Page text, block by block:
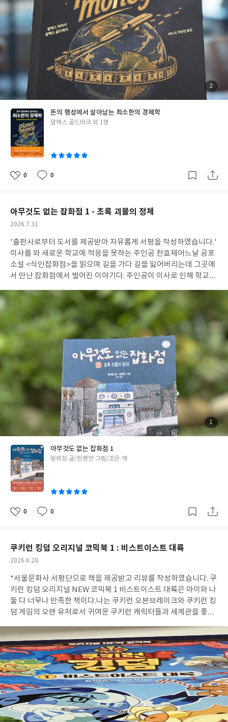
이 돋보였다. 내가 읽고서 괜찮은 책들은 엄마가 읽어보실 수 있게
책장에 꽂아두는 편인데엄마가 읽으시기에도, 경제학 용어를 몰라
도 정말 쉽게 써져있었다. 앞에서 설명해준 경제학 개념을 한번 더
예시와 함께 더불어서 정확한 개념을 알 수 있도록 해준점이 마음에
들었다.처음엔 400페이지에 달하는 '책을 보고 내가 읽을 수 있을
까?'싶었는데 정말 쉽게 써져 있어서 술술 읽을 수 있었다.소설 위주
의 독서를 주로 했는데 오랜만에 지식을 쌓는 기분이라 책을 읽고나
서 뿌듯함이 들었다.경제의 흐름을 알고 싶은 사람이라면 이 책을 읽
어보길 추천한다. #돈의행성에서살아남는최소한의경제학#최소한
의경제학#경제도서#경제
첨
부
된
사
2
돈의 행성에서 살아남는 최소한의 경제학
글
알렉스 골드마크 외 1명
좋
0
댓
0
작
아무것도 없는 잡화점 1 - 초록 괴물의 정체
작
일
2026.7.31
'출판사로부터 도서를 제공받아 자유롭게 서평을 작성하였습니다.'
이사를 와 새로운 학교에 적응을 못하는 주인공 천효재어느날 공포
소설 <식인잡화점>을 읽으며 길을 가다 길을 잃어버리는데 그곳에
서 만난 잡화점에서 벌어진 이야기다. 주인공이 이사로 인해 학교와
사를 하게 된 내 상황과 겹쳐서 책에 더 마음이 끌렸다. 대만 공식 초
등학교 추천 도서, 대만 공공도서관 [모두를 위한 좋은 책] 선정 도
서라고해서 아이와 함께 읽어보았다.아이는 소제목인 초록 괴물의
정체를 보고 공포소설일까봐 걱정했는데 마음을 닫고 있던 아이가
서서히 마음을 열어가는 따뜻한 이야기였다. 할아버지의 심부름인
잡화점 배달을 완수하기 위해 아라와 효재가 투닥거리면서도 배달
완수를 하고,누가 베풀어줘도 돈으로 값을 치뤄야한다는 생각을 가
진 효재가 할아버지가 손수 해주신 요리와 배달가서 받은 쭝쯔를 받
으며 마음을 열어가는 과정이 좋았고 이야기의 기승전결 중 시리즈
의 '기'에서 끝난 느낌이라 다음 책이 너무나 기다려진다. 아파트 경
비실에 집 열쇠가 맡겨져 있고, 부모님이 일이 생겨 안계시면 옆집
아주머니한테 맡겨지던 초등학생 시절이 떠올랐다.'한 아이를 키우
려면 온 마을이 필요하다.'는 말처럼 정이란 무엇인지, 공동체란 무
엇인지 책을 통해 아이에게 알려줄 수 있었고, 초등학교 저학년인
아이가 쉽게 읽을 수 있는 내용이었다. #아무것도없는잡화점 #초등
소설
첨
부
된
사
1
아무것도 없는 잡화점 1
글
왕위칭 글/린롄언 그림/조은 역
좋
0
댓
0
작
쿠키런 킹덤 오리지널 코믹북 1 : 비스트이스트 대륙
작
일
2026.6.28
*서울문화사 서평단으로 책을 제공받고 리뷰를 작성하였습니다. 쿠
키런 킹덤 오리지널 NEW 코믹북 1 비스트이스트 대륙은 아이와 나
둘 다 너무나 만족한 책이다.나는 쿠키런 오븐브레이크와 쿠키런 킹
덤 게임의 오랜 유저로서 귀여운 쿠키런 캐릭터들과 세계관을 좋아
레었다.아이는 어렸을 때 엄마가 쿠키런 킹덤 뽑기를 할 때 가끔 뽑
기 버튼을 눌러줬던 걸 기억하고 있는지 책을 보자마자"엄마가 좋
아하는 캐릭터들이잖아!"하며 너무나 반가워했다.어느날 사라져버
린 세인트쿠키를 찾으러 용감한 쿠키와 퓨어바닐라 쿠키를 찾아 모
험을 시작하게 되는데 그 과정에서 사건을 해결하기 위한 용감한 쿠
키과 퓨어바닐라 쿠키의 대처법을 배울 수 있었다.코믹북이라 초등
아이는 쉽게 읽을 수 있고 단순히 재미만 있는 코믹북으로 끝나는게
아니라 책을 읽고나서 독후활동으로 여러 생각을 해 볼 수 있게 되어